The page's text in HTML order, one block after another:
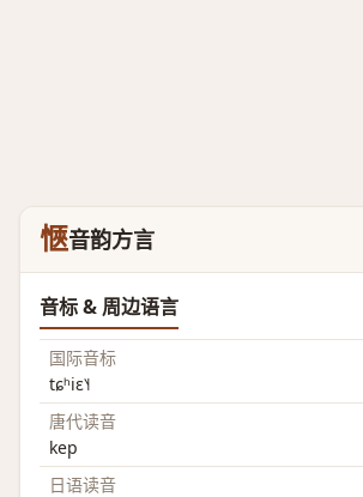
愜音韵方言
音标 & 周边语言
国际音标
tɕʰiɛ˥˧
唐代读音
kep
日语读音